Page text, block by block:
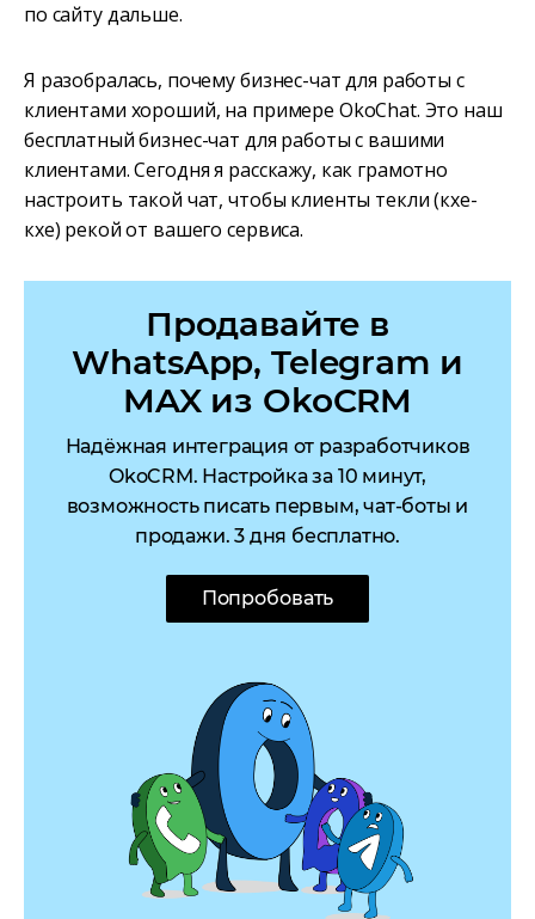
по сайту дальше.
Я разобралась, почему бизнес-чат для работы с
клиентами хороший, на примере OkoChat. Это наш
бесплатный бизнес-чат для работы с вашими
клиентами. Сегодня я расскажу, как грамотно
настроить такой чат, чтобы клиенты текли (кхе-
кхе) рекой от вашего сервиса.
Продавайте в
WhatsApp, Telegram и
MAX из OkoCRM
Надёжная интеграция от разработчиков
OkoCRM. Настройка за 10 минут,
возможность писать первым, чат-боты и
продажи. 3 дня бесплатно.
Попробовать